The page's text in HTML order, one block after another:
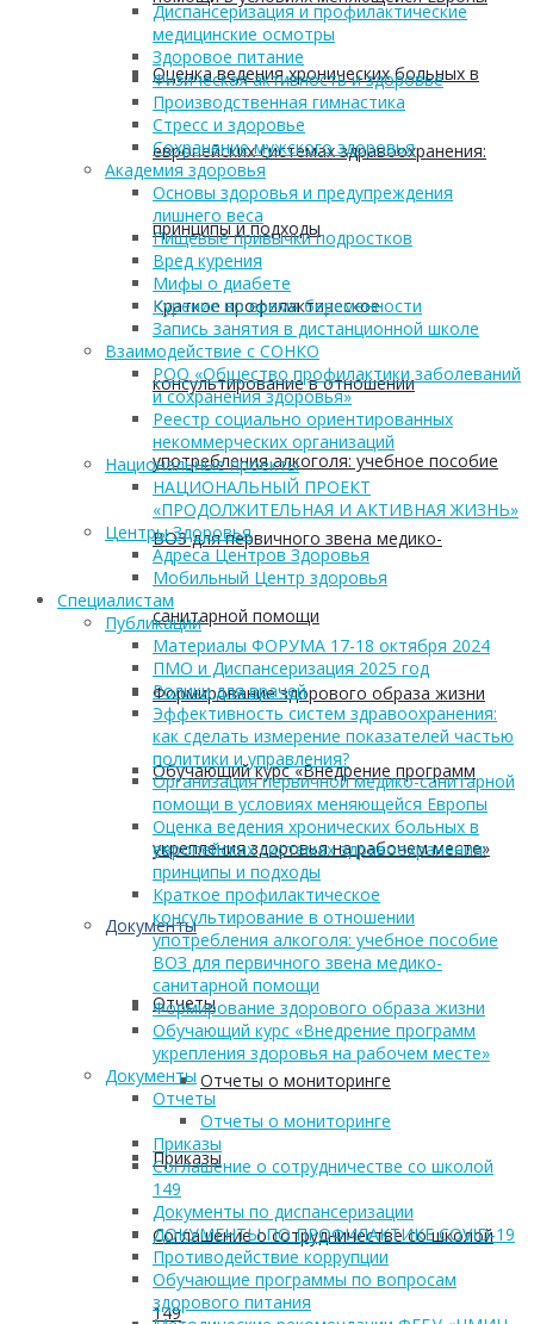
Оценка ведения хронических больных в
европейских системах здравоохранения:
принципы и подходы
Краткое профилактическое
консультирование в отношении
употребления алкоголя: учебное пособие
ВОЗ для первичного звена медико-
санитарной помощи
Формирование здорового образа жизни
Обучающий курс «Внедрение программ
укрепления здоровья на рабочем месте»
Документы
Отчеты
Отчеты о мониторинге
Приказы
Соглашение о сотрудничестве со школой
149
Диспансеризация и профилактические
медицинские осмотры
Здоровое питание
Физическая активность и здоровье
Производственная гимнастика
Стресс и здоровье
Сохранение мужского здоровья
Академия здоровья
Основы здоровья и предупреждения
лишнего веса
Пищевые привычки подростков
Вред курения
Мифы о диабете
Курение во время беременности
Запись занятия в дистанционной школе
Взаимодействие с СОНКО
РОО «Общество профилактики заболеваний
и сохранения здоровья»
Реестр социально ориентированных
некоммерческих организаций
Национальные проекты
НАЦИОНАЛЬНЫЙ ПРОЕКТ
«ПРОДОЛЖИТЕЛЬНАЯ И АКТИВНАЯ ЖИЗНЬ»
Центры Здоровья
Адреса Центров Здоровья
Мобильный Центр здоровья
Cпециалистам
Публикации
Материалы ФОРУМА 17-18 октября 2024
ПМО и Диспансеризация 2025 год
Ролики для врачей
Эффективность систем здравоохранения:
как сделать измерение показателей частью
политики и управления?
Организация первичной медико-санитарной
помощи в условиях меняющейся Европы
Оценка ведения хронических больных в
европейских системах здравоохранения:
принципы и подходы
Краткое профилактическое
консультирование в отношении
употребления алкоголя: учебное пособие
ВОЗ для первичного звена медико-
санитарной помощи
Формирование здорового образа жизни
Обучающий курс «Внедрение программ
укрепления здоровья на рабочем месте»
Документы
Отчеты
Отчеты о мониторинге
Приказы
Соглашение о сотрудничестве со школой
149
Документы по диспансеризации
ДОКУМЕНТЫ ПО ПРОФИЛАКТИКЕ COVID-19
Противодействие коррупции
Обучающие программы по вопросам
здорового питания